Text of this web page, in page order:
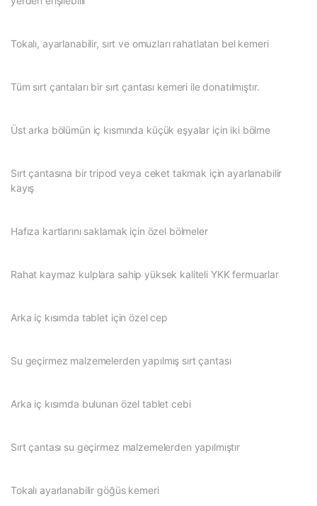
Tokalı, ayarlanabilir, sırt ve omuzları rahatlatan bel kemeri
Tüm sırt çantaları bir sırt çantası kemeri ile donatılmıştır.
Üst arka bölümün iç kısmında küçük eşyalar için iki bölme
Sırt çantasına bir tripod veya ceket takmak için ayarlanabilir
kayış
Hafıza kartlarını saklamak için özel bölmeler
Rahat kaymaz kulplara sahip yüksek kaliteli YKK fermuarlar
Arka iç kısımda tablet için özel cep
Su geçirmez malzemelerden yapılmış sırt çantası
Arka iç kısımda bulunan özel tablet cebi
Sırt çantası su geçirmez malzemelerden yapılmıştır
Tokalı ayarlanabilir göğüs kemeri